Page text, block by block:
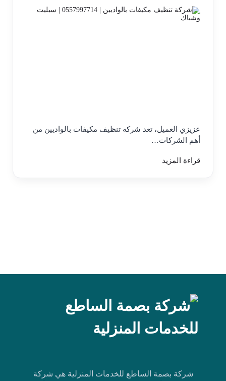
عزيزي العميل، تعد شركه تنظيف مكيفات بالواديين من
أهم الشركات…
قراءة المزيد
شركة بصمة الساطع للخدمات المنزلية هي شركة